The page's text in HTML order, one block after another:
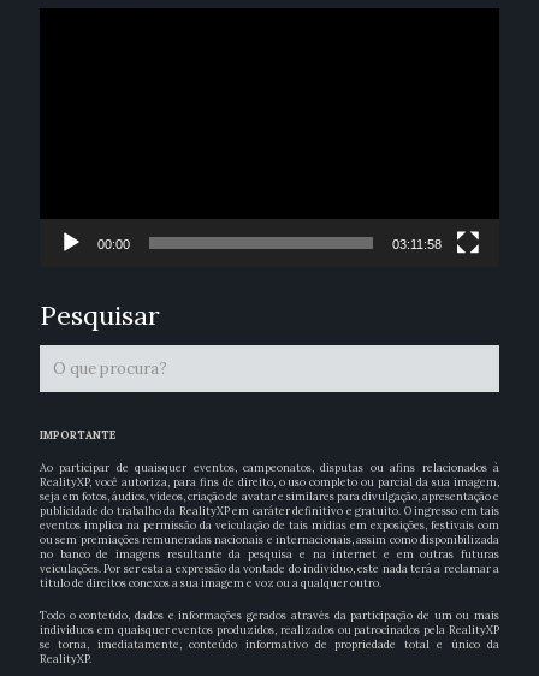
00:00 03:11:58
Pesquisar
IMPORTANTE
Ao participar de quaisquer eventos, campeonatos, disputas ou afins relacionados à
RealityXP, você autoriza, para fins de direito, o uso completo ou parcial da sua imagem,
seja em fotos, áudios, vídeos, criação de avatar e similares para divulgação, apresentação e
publicidade do trabalho da RealityXP em caráter definitivo e gratuito. O ingresso em tais
eventos implica na permissão da veiculação de tais mídias em exposições, festivais com
ou sem premiações remuneradas nacionais e internacionais, assim como disponibilizada
no banco de imagens resultante da pesquisa e na internet e em outras futuras
veiculações. Por ser esta a expressão da vontade do indivíduo, este nada terá a reclamar a
título de direitos conexos a sua imagem e voz ou a qualquer outro.
Todo o conteúdo, dados e informações gerados através da participação de um ou mais
indivíduos em quaisquer eventos produzidos, realizados ou patrocinados pela RealityXP
se torna, imediatamente, conteúdo informativo de propriedade total e único da
RealityXP.